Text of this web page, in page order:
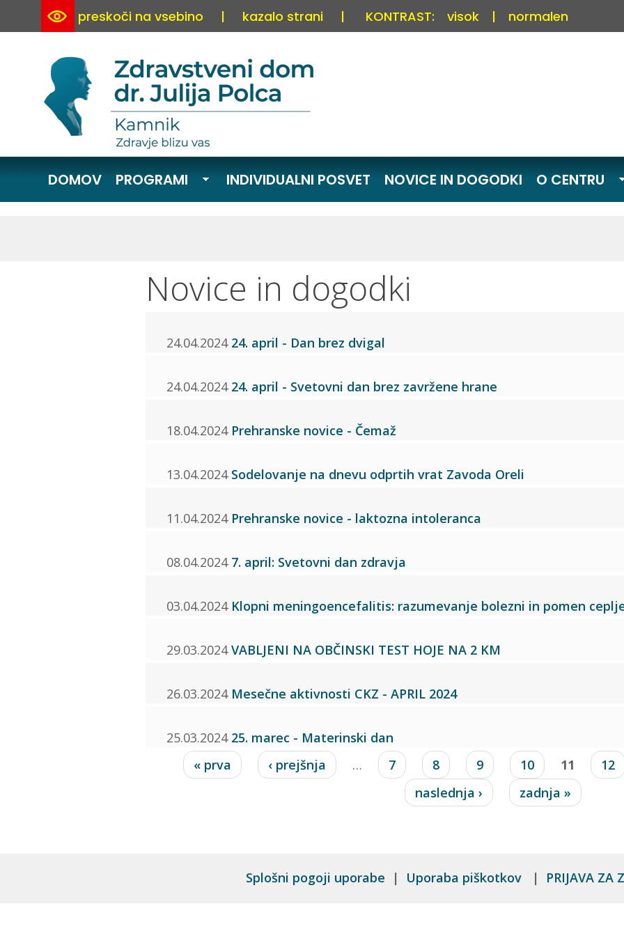
preskoči na vsebino | kazalo strani | KONTRAST: visok | normalen
DOMOV PROGRAMI INDIVIDUALNI POSVET NOVICE IN DOGODKI O CENTRU
Novice in dogodki
24.04.2024 24. april - Dan brez dvigal
24.04.2024 24. april - Svetovni dan brez zavržene hrane
18.04.2024 Prehranske novice - Čemaž
13.04.2024 Sodelovanje na dnevu odprtih vrat Zavoda Oreli
11.04.2024 Prehranske novice - laktozna intoleranca
08.04.2024 7. april: Svetovni dan zdravja
03.04.2024 Klopni meningoencefalitis: razumevanje bolezni in pomen
29.03.2024 VABLJENI NA OBČINSKI TEST HOJE NA 2 KM
26.03.2024 Mesečne aktivnosti CKZ - APRIL 2024
25.03.2024 25. marec - Materinski dan
Strani« prva ‹ prejšnja … 7 8 9 10 11
12
naslednja ›
zadnja »
Splošni pogoji uporabe | Uporaba piškotkov | PRIJAVA ZA